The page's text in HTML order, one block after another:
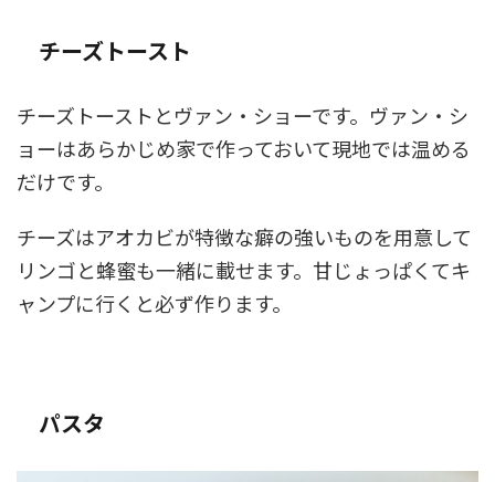
チーズトースト
チーズトーストとヴァン・ショーです。ヴァン・シ
ョーはあらかじめ家で作っておいて現地では温める
だけです。
チーズはアオカビが特徴な癖の強いものを用意して
リンゴと蜂蜜も一緒に載せます。甘じょっぱくてキ
ャンプに行くと必ず作ります。
パスタ